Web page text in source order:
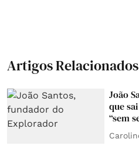
Artigos Relacionados
João
que
“sem